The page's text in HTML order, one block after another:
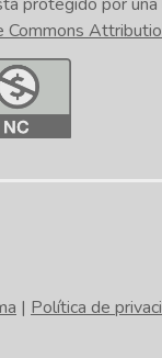
Commons
| Política de